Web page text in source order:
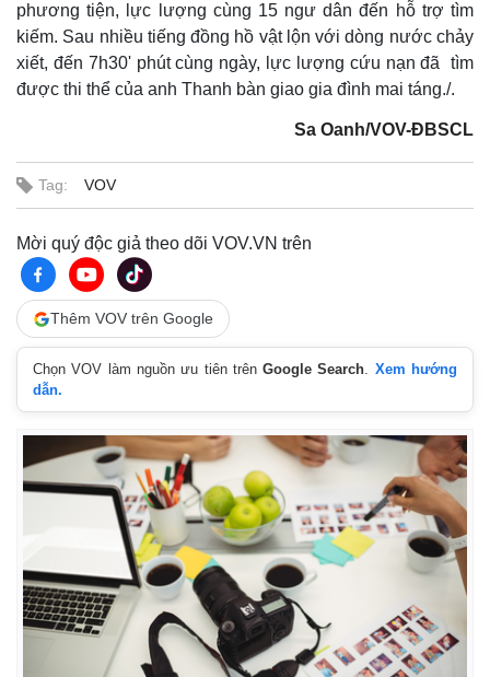
phương tiện, lực lượng cùng 15 ngư dân đến hỗ trợ tìm
kiếm. Sau nhiều tiếng đồng hồ vật lộn với dòng nước chảy
xiết, đến 7h30' phút cùng ngày, lực lượng cứu nạn đã tìm
được thi thể của anh Thanh bàn giao gia đình mai táng./.
Sa Oanh/VOV-ĐBSCL
Tag: VOV
Mời quý độc giả theo dõi VOV.VN trên
Thêm VOV trên Google
Chọn VOV làm nguồn ưu tiên trênGoogle Search. Xem hướng
dẫn.